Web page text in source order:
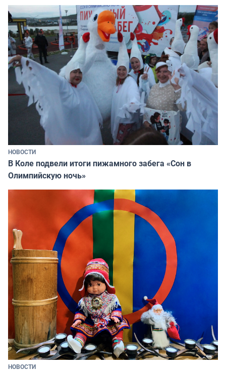
НОВОСТИ
В Коле подвели итоги пижамного забега «Сон в
Олимпийскую ночь»
НОВОСТИ